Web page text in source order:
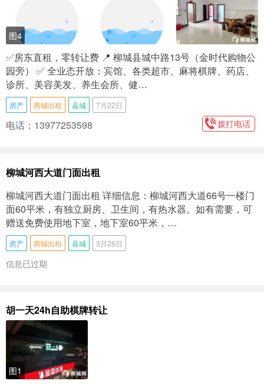
图4
✅房东直租，零转让费 📍 柳城县城中路13号（金时代购物公
园旁） ✅ 全业态开放：宾馆、各类超市、麻将棋牌、药店、
诊所、美容美发、养生会所、健…
房产 商铺出租 县城 7月22日
电话：13977253598 拨打电话
柳城河西大道门面出租
柳城河西大道门面出租 详细信息：柳城河西大道66号一楼门
面60平米，有独立厨房、卫生间，有热水器。如有需要，可
赠送免费使用地下室，地下室60平米，…
房产 商铺出租 县城 3月26日
信息已过期
胡一天24h自助棋牌转让
图1